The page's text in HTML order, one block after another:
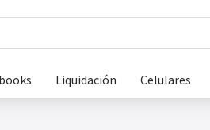
Liquidación Celulares